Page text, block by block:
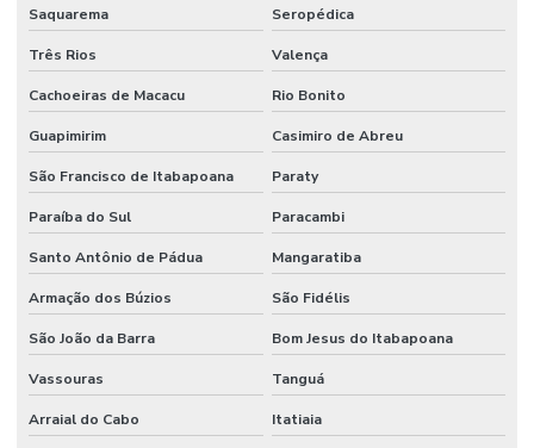
Saquarema Seropédica
Três Rios Valença
Cachoeiras de Macacu Rio Bonito
Guapimirim Casimiro de Abreu
São Francisco de Itabapoana Paraty
Paraíba do Sul Paracambi
Santo Antônio de Pádua Mangaratiba
Armação dos Búzios São Fidélis
São João da Barra Bom Jesus do Itabapoana
Vassouras Tanguá
Arraial do Cabo Itatiaia